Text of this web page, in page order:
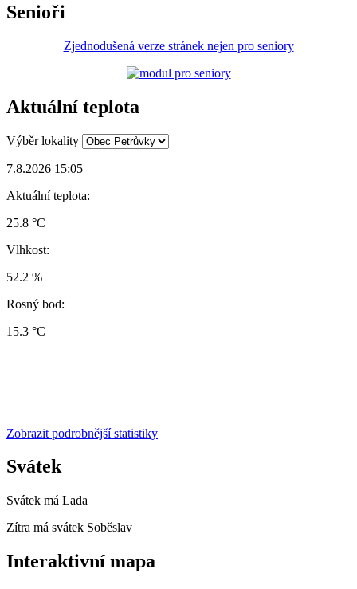
Senioři
Zjednodušená verze stránek nejen pro seniory
Aktuální teplota
Výběr lokality
7.8.2026 15:05
Aktuální teplota:
25.8 °C
Vlhkost:
52.2 %
Rosný bod:
15.3 °C
Zobrazit podrobnější statistiky
Svátek
Svátek má Lada
Zítra má svátek Soběslav
Interaktivní mapa